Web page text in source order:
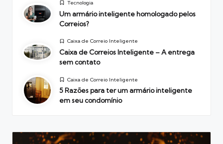
PostedTecnologia
Um armário inteligente homologado pelos
Correios?
PostedCaixa de Correio Inteligente
Caixa de Correios Inteligente – A entrega
sem contato
PostedCaixa de Correio Inteligente
5 Razões para ter um armário inteligente
em seu condomínio